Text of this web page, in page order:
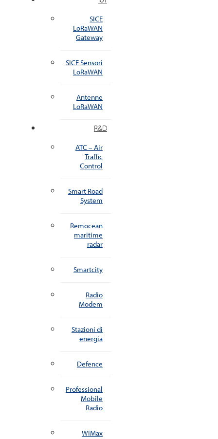
SICE
LoRaWAN
Gateway
SICE Sensori
LoRaWAN
Antenne
LoRaWAN
R&D
ATC – Air
Traffic
Control
Smart Road
System
Remocean
maritime
radar
Smartcity
Radio
Modem
Stazioni di
energia
Defence
Professional
Mobile
Radio
WiMax